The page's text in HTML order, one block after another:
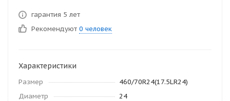
гарантия 5 лет
Рекомендуют 0 человек
Характеристики
Размер
460/70R24(17.5LR24)
Диаметр
24